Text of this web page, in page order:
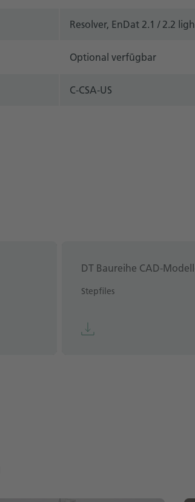
Resolver, EnDat 2.1 / 2.2
Optional verfügbar
C-CSA-US
DT Baureihe CAD-
Stepfiles